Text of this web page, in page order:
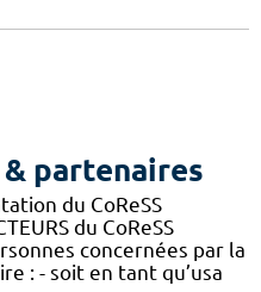
& partenaires
du CoReSS
du CoReSS
concernées par la
: - soit en tant qu’usa